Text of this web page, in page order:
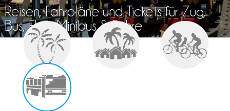
Reisen, Fahrpläne und Tickets für Zug,
Bus, Flug, Minibus & Fähre